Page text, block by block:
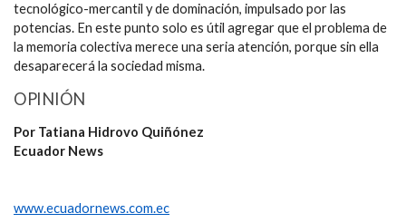
tecnológico-mercantil y de dominación, impulsado por las
potencias. En este punto solo es útil agregar que el problema de
la memoria colectiva merece una seria atención, porque sin ella
desaparecerá la sociedad misma.
OPINIÓN
Por Tatiana Hidrovo Quiñónez
Ecuador News
www.ecuadornews.com.ec